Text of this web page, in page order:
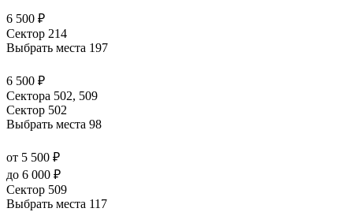
6 500 ₽
Сектор 214
Выбрать места 197
6 500 ₽
Сектора 502, 509
Сектор 502
Выбрать места 98
от 5 500 ₽
до 6 000 ₽
Сектор 509
Выбрать места 117